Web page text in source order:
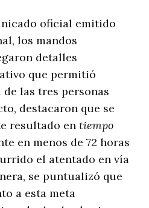
oficial emitido
los mandos
detalles
que permitió
las tres personas
destacaron que se
resultado entiempo
en menos de 72 horas
el atentado en vía
se puntualizó que
a esta meta